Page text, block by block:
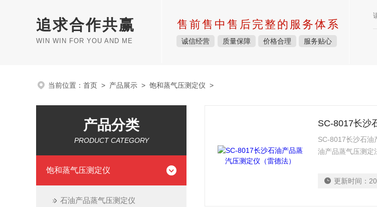
追求合作共赢
WIN WIN FOR YOU AND ME
售前售中售后完整的服务体系
诚信经营 质量保障 价格合理 服务贴心
当前位置： 首页 > 产品展示 > 饱和蒸气压测定仪 >
产品分类
PRODUCT CATEGORY
饱和蒸气压测定仪
石油产品蒸气压测定仪
SC-8017长沙
SC-8017长沙石油
油产品蒸气压测定
更新时间：